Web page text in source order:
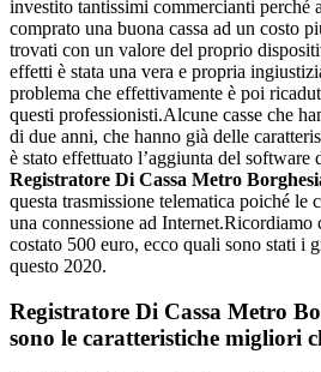
investito tantissimi commercianti perché
comprato una buona cassa ad un costo
trovati con un valore del proprio
effetti è stata una vera e propria
problema che effettivamente è poi
questi professionisti.Alcune casse che
di due anni, che hanno già delle
è stato effettuato l’aggiunta del software
Registratore Di Cassa Metro
questa trasmissione telematica poiché le
una connessione ad Internet.Ricordiamo
costato 500 euro, ecco quali sono stati i
questo 2020.
Registratore Di Cassa Metro
sono le caratteristiche migliori